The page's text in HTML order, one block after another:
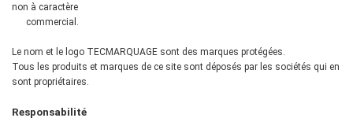
non à caractère
commercial.
Le nom et le logo TECMARQUAGE sont des marques protégées.
Tous les produits et marques de ce site sont déposés par les sociétés qui en
sont propriétaires.
Responsabilité